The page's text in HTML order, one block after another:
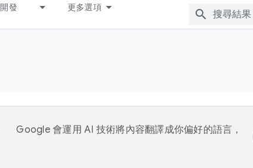
開發 更多選項
Google 會運用 AI 技術將內容翻譯成你偏好的語言，